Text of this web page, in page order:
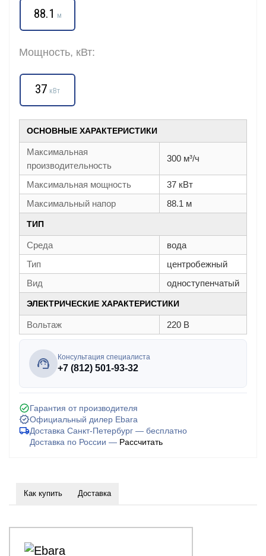
88.1 м
Мощность, кВт:
37 кВт
ОСНОВНЫЕ ХАРАКТЕРИСТИКИ
Максимальная
производительность
300 м³/ч
Максимальная мощность
37 кВт
Максимальный напор
88.1 м
ТИП
Среда
вода
Тип
центробежный
Вид
одноступенчатый
ЭЛЕКТРИЧЕСКИЕ ХАРАКТЕРИСТИКИ
Вольтаж 220 В
Консультация специалиста
+7 (812) 501-93-32
Гарантия от производителя
Официальный дилер Ebara
Доставка Санкт-Петербург — бесплатно
Доставка по России — Рассчитать
Как купить Доставка